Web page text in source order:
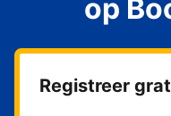
bed
op
Registreer